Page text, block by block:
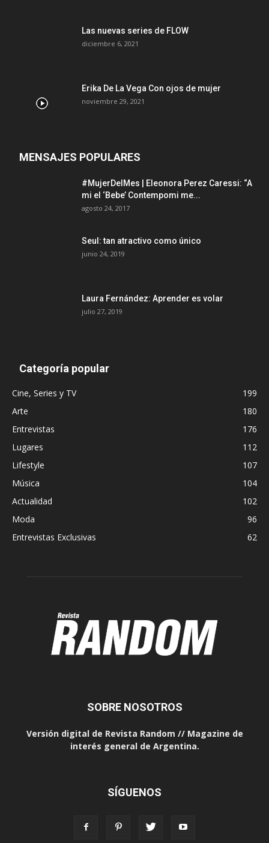
Las nuevas series de FLOW
diciembre 6, 2021
Erika De La Vega Con ojos de mujer
noviembre 29, 2021
MENSAJES POPULARES
#MujerDelMes | Eleonora Perez Caressi: “A
mi el ‘Bebe’ Contempomi me...
agosto 24, 2017
Seul: tan atractivo como único
junio 24, 2019
Laura Fernández: Aprender es volar
julio 27, 2019
Categoría popular
Cine, Series y TV
199
Arte
180
Entrevistas
176
Lugares
112
Lifestyle
107
Música
104
Actualidad
102
Moda
96
Entrevistas Exclusivas
62
SOBRE NOSOTROS
Versión digital de Revista Random // Magazine de
interés general de Argentina.
SÍGUENOS